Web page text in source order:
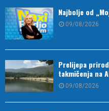
Najbolje od
09/08/2026
Prelijepa
takmičenja na
09/08/2026